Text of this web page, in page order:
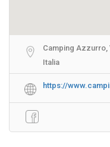
Camping Azzurro,
Italia
https://